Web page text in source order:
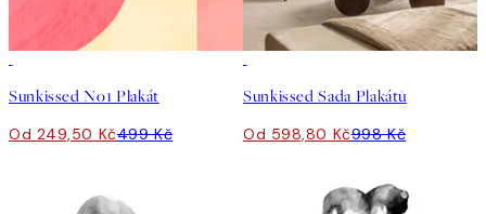
Sunkissed No1 Plakát
Od 249,50 Kč499 Kč
Sunkissed Sada Plakátů
Od 598,80 Kč998 Kč